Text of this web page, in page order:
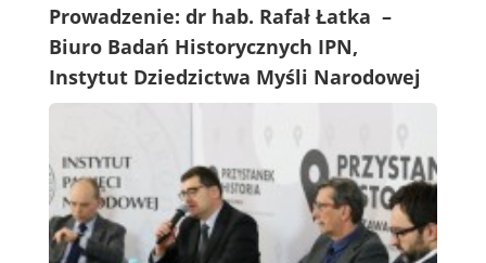
Prowadzenie: dr hab. Rafał Łatka –
Biuro Badań Historycznych IPN,
Instytut Dziedzictwa Myśli Narodowej